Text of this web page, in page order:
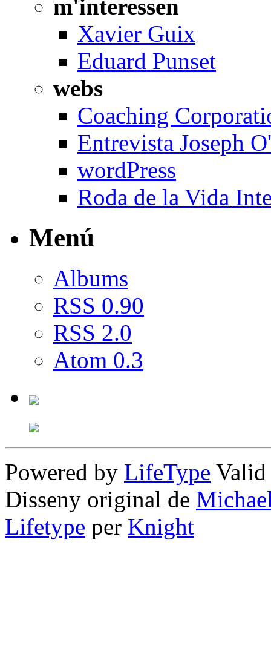
m'interessen
Xavier Guix
Eduard Punset
webs
Coaching
Entrevista Joseph
wordPress
Roda de la Vida
Menú
Albums
RSS 0.90
RSS 2.0
Atom 0.3
Powered by LifeType
Disseny original de
Lifetype per Knight